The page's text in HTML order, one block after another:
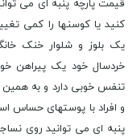
قیمت پارچه پنبه ای می
کنید یا کوسنها را کمی
یک بلوز و شلوار خنک
خردسال خود یک پیراهن
تنفس خوبی دارد و به همین
و افراد با پوستهای حساس
پنبه ای می توانید روی